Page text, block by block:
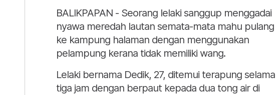
BALIKPAPAN - Seorang lelaki sanggup menggadai
nyawa meredah lautan semata-mata mahu pulang
ke kampung halaman dengan menggunakan
pelampung kerana tidak memiliki wang.
Lelaki bernama Dedik, 27, ditemui terapung selama
tiga jam dengan berpaut kepada dua tong air di